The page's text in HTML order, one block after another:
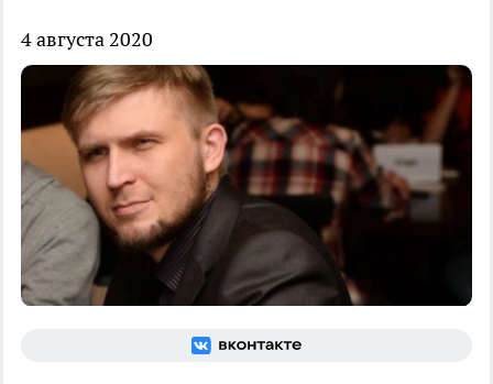
4 августа 2020